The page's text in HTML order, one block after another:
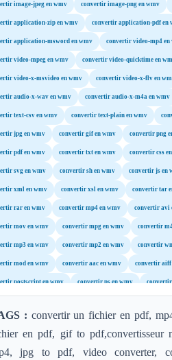
image-jpeg en wmv convertir image-png en wmv
application-zip en wmv convertir application-pdf en
application-msword en wmv convertir video-mp4 en
video-mpeg en wmv convertir video-quicktime en
video-x-msvideo en wmv convertir video-x-flv en
audio-x-wav en wmv convertir audio-x-m4a en wmv
text-csv en wmv convertir text-plain en wmv
jpg en wmv convertir gif en wmv convertir png
pdf en wmv convertir txt en wmv convertir css
svg en wmv convertir sh en wmv convertir js en
xml en wmv convertir xsl en wmv convertir tar
rar en wmv convertir mp4 en wmv convertir avi
mov en wmv convertir mpg en wmv convertir
mp3 en wmv convertir mp2 en wmv convertir
mod en wmv convertir aac en wmv convertir aiff
postscript en wmv convertir ps en wmv convertir
: convertir un fichier en pdf,
en pdf, gif to pdf,convertisseur
jpg to pdf, video converter,